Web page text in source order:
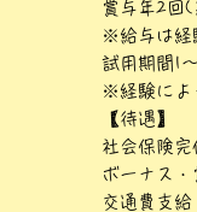
賞与年2回(
※給与は経
試用期間1
※経験によ
【待遇】
社会保険完
ボーナス・
交通費支給